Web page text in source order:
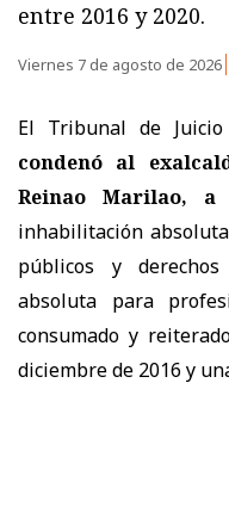
entre 2016 y 2020.
Viernes 7 de agosto de 2026
El Tribunal de
condenó al
Reinao Marilao,
inhabilitación
públicos y
absoluta para
consumado y
diciembre de 2016 y